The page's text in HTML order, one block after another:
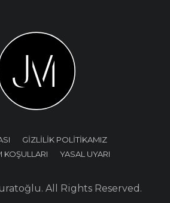
GİZLİLİK POLİTİKAMIZ
KOŞULLARI
YASAL UYARI
All Rights Reserved.